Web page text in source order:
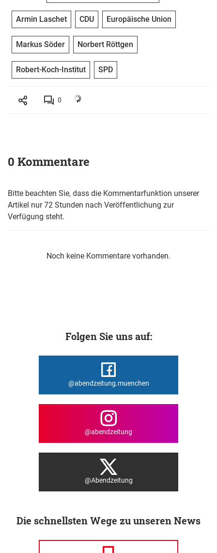
Armin Laschet CDU Europäische Union
Markus Söder Norbert Röttgen
Robert-Koch-Institut SPD
0
0 Kommentare
Bitte beachten Sie, dass die Kommentarfunktion unserer
Artikel nur 72 Stunden nach Veröffentlichung zur
Verfügung steht.
Noch keine Kommentare vorhanden.
Folgen Sie uns auf:
@abendzeitung.muenchen
@abendzeitung
@Abendzeitung
Die schnellsten Wege zu unseren News